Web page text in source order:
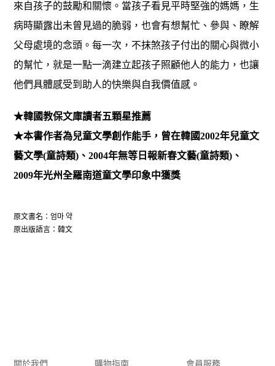
來自孩子的鼓勵和關懷。當孩子看見平時堅強的媽媽，生
病時顯露出未曾見過的脆弱，也會有想幫忙、參與、瞭解
父母處境的念頭。每一次，不抹煞孩子付出的關心與微小
的幫忙，就是一點一滴建立起孩子照顧他人的能力，也讓
他們具體感受到助人的快樂與自我價值感。
★韓國教保文庫讀者五顆星推薦
★本書作者為兒童文學創作能手，曾在韓國2002年兒童文
藝文學(童詩類)、2004年無等日報新春文藝(童詩類)、
2009年光州全羅南道童文學印象中獲獎
原文書名：엄마 약
原出版語言：韓文
關於我們 購物指南 會員服務